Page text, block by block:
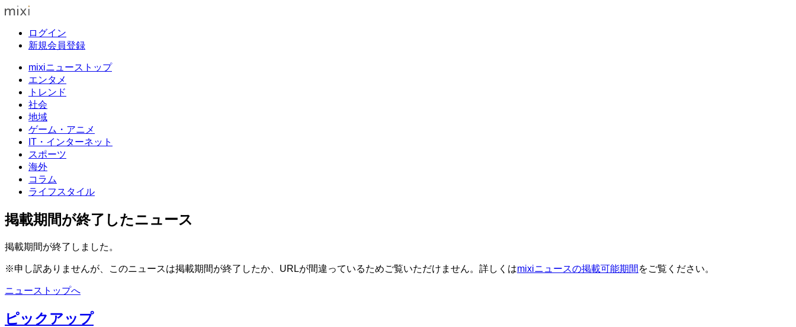
ログイン
新規会員登録
mixiニューストップ
エンタメ
トレンド
社会
地域
ゲーム・アニメ
IT・インターネット
スポーツ
海外
コラム
ライフスタイル
掲載期間が終了したニュース
掲載期間が終了しました。
※申し訳ありませんが、このニュースは掲載期間が終了したか、URLが間違っているためご覧いただけません。詳しくはmixiニュースの掲載可能期間 をご覧ください。
ニューストップへ
ピックアップ